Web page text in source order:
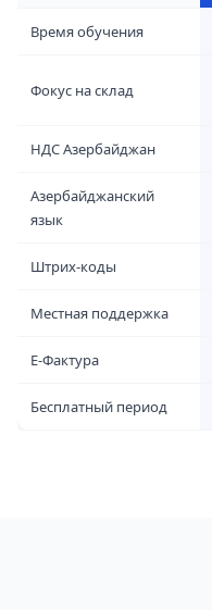
Время обучения
Фокус на склад
НДС Азербайджан
Азербайджанский
язык
Штрих-коды
Местная поддержка
E-Фактура
Бесплатный период